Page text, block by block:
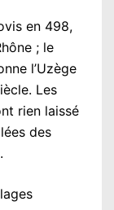
en 498,
; le
l’Uzège
Les
rien laissé
des